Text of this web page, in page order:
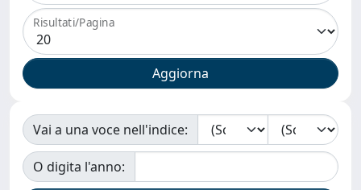
Risultati/Pagina
Vai a una voce nell'indice:
O digita l'anno: